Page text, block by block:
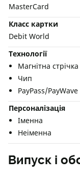
MasterCard
Класс картки
Debit World
Технології
Магнітна стрічка
Чип
PayPass/PayWave
Персоналізація
Іменна
Неіменна
Випуск і